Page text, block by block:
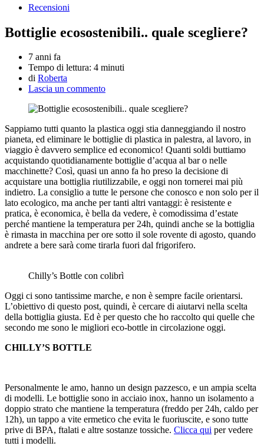
Recensioni
Bottiglie ecosostenibili.. quale scegliere?
7 anni fa
Tempo di lettura: 4 minuti
di Roberta
Lascia un commento
Sappiamo tutti quanto la plastica oggi stia danneggiando il nostro
pianeta, ed eliminare le bottiglie di plastica in palestra, al lavoro, in
viaggio è davvero semplice ed economico! Quanti soldi buttiamo
acquistando quotidianamente bottiglie d’acqua al bar o nelle
macchinette? Così, quasi un anno fa ho preso la decisione di
acquistare una bottiglia riutilizzabile, e oggi non tornerei mai più
indietro. La consiglio a tutte le persone che conosco e non solo per il
lato ecologico, ma anche per tanti altri vantaggi: è resistente e
pratica, è economica, è bella da vedere, è comodissima d’estate
perché mantiene la temperatura per 24h, quindi anche se la bottiglia
è rimasta in macchina per ore sotto il sole rovente di agosto, quando
andrete a bere sarà come tirarla fuori dal frigorifero.
Chilly’s Bottle con colibrì
Oggi ci sono tantissime marche, e non è sempre facile orientarsi.
L’obiettivo di questo post, quindi, è cercare di aiutarvi nella scelta
della bottiglia giusta. Ed è per questo che ho raccolto qui quelle che
secondo me sono le migliori eco-bottle in circolazione oggi.
CHILLY’S BOTTLE
Personalmente le amo, hanno un design pazzesco, e un ampia scelta
di modelli. Le bottiglie sono in acciaio inox, hanno un isolamento a
doppio strato che mantiene la temperatura (freddo per 24h, caldo per
12h), un tappo a vite ermetico che evita le fuoriuscite, e sono tutte
prive di BPA, ftalati e altre sostanze tossiche. Clicca qui per vedere
tutti i modelli.